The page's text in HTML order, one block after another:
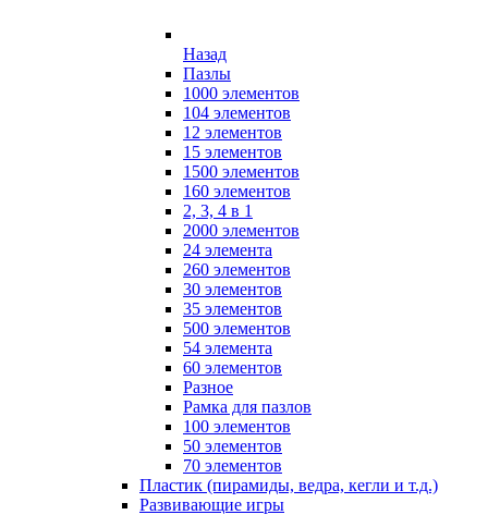
Назад
Пазлы
1000 элементов
104 элементов
12 элементов
15 элементов
1500 элементов
160 элементов
2, 3, 4 в 1
2000 элементов
24 элемента
260 элементов
30 элементов
35 элементов
500 элементов
54 элемента
60 элементов
Разное
Рамка для пазлов
100 элементов
50 элементов
70 элементов
Пластик (пирамиды, ведра, кегли и т.д.)
Развивающие игры